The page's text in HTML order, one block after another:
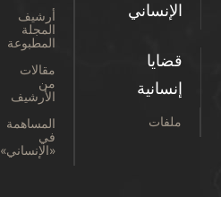
الإنساني
قضايا
إنسانية
ملفات
أرشيف
المجلة
المطبوعة
مقالات
من
الأرشيف
المساهمة
في
«الإنساني»